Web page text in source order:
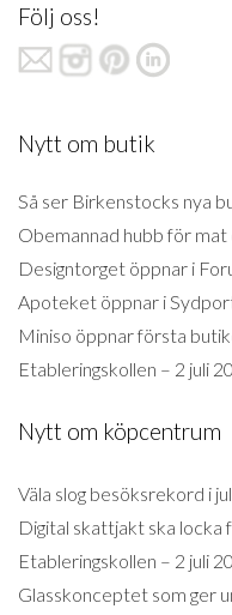
Följ oss!
Nytt om butik
Så ser Birkenstocks nya
Obemannad hubb för mat
Designtorget öppnar i
Apoteket öppnar i
Miniso öppnar första
Etableringskollen – 2 juli
Nytt om köpcentrum
Väla slog besöksrekord i
Digital skattjakt ska locka
Etableringskollen – 2 juli
Glasskonceptet som ger